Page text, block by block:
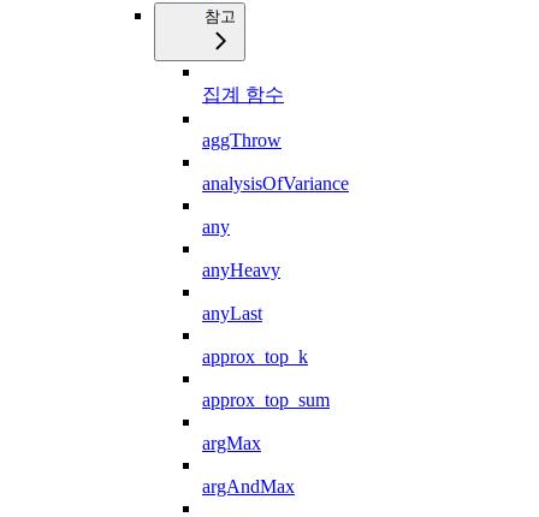
참고
집계 함수
aggThrow
analysisOfVariance
any
anyHeavy
anyLast
approx_top_k
approx_top_sum
argMax
argAndMax